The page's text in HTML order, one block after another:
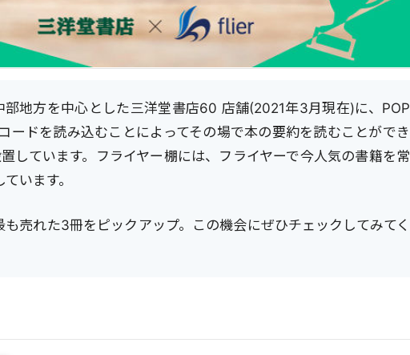
部地方を中心とした三洋堂書店60 店舗(2021年3月現在)に、POP
ードを読み込むことによってその場で本の要約を読むことができ
置しています。フライヤー棚には、フライヤーで今人気の書籍を常
います。
売れた3冊をピックアップ。この機会にぜひチェックしてみてく